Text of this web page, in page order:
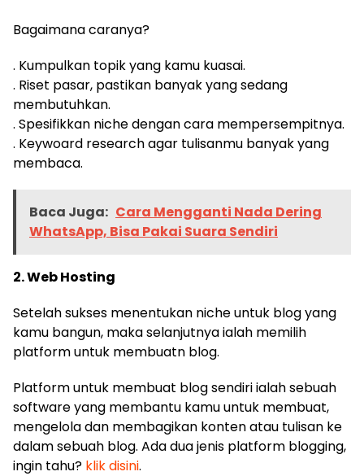
Bagaimana caranya?
. Kumpulkan topik yang kamu kuasai.
. Riset pasar, pastikan banyak yang sedang
membutuhkan.
. Spesifikkan niche dengan cara mempersempitnya.
. Keywoard research agar tulisanmu banyak yang
membaca.
Baca Juga: Cara Mengganti Nada Dering
WhatsApp, Bisa Pakai Suara Sendiri
2. Web Hosting
Setelah sukses menentukan niche untuk blog yang
kamu bangun, maka selanjutnya ialah memilih
platform untuk membuatn blog.
Platform untuk membuat blog sendiri ialah sebuah
software yang membantu kamu untuk membuat,
mengelola dan membagikan konten atau tulisan ke
dalam sebuah blog. Ada dua jenis platform blogging,
ingin tahu? klik disini.